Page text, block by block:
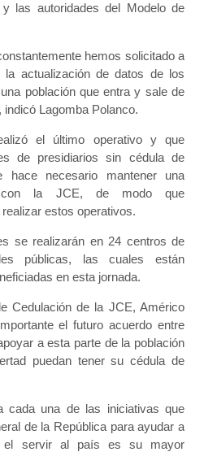
las autoridades del Modelo de
hemos solicitado a
la actualización de datos de los
población que entra y sale de
indicó Lagomba Polanco.
el último operativo y que
de presidiarios sin cédula de
necesario mantener una
con la JCE, de modo que
estos operativos.
se realizarán en 24 centros de
públicas, las cuales están
en esta jornada.
Cedulación de la JCE, Américo
el futuro acuerdo entre
a esta parte de la población
puedan tener su cédula de
cada una de las iniciativas que
de la República para ayudar a
el servir al país es su mayor